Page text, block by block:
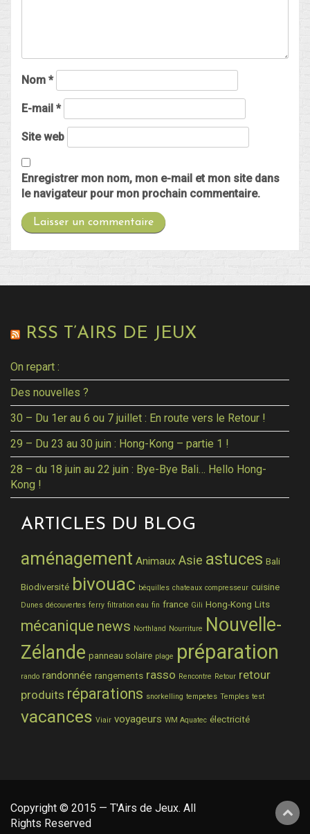
Nom *
E-mail *
Site web
Enregistrer mon nom, mon e-mail et mon site dans
le navigateur pour mon prochain commentaire.
RSS T’AIRS DE JEUX
On repart :
Des nouvelles ?
30 – Du 1er au 6 ou 7 juillet : En route vers le Retour !
29 – Du 23 au 30 juin : Hong-Kong – partie 1 !
28 – du 18 juin au 22 juin : Bye-Bye Bali… Hello Hong-
Kong !
ARTICLES DU BLOG
aménagement Animaux Asie astuces Bali
Biodiversité bivouac béquilles chateaux compresseur cuisine
Dunes découvertes ferry filtration eau fin france Gili Hong-Kong Lits
mécanique news Northland Nourriture Nouvelle-
Zélande panneau solaire plage préparation
rando randonnée rangements rasso Rencontre Retour retour
produits réparations snorkelling tempetes Temples test
vacances Viair voyageurs WM Aquatec électricité
Copyright © 2015 — T'Airs de Jeux. All
Rights Reserved